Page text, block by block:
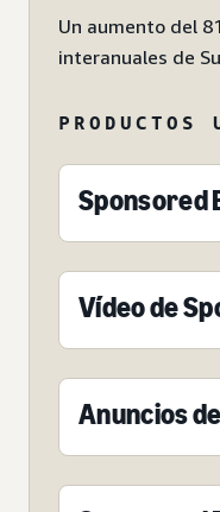
Un aumento del
interanuales de
Sponsored
Vídeo de
Anuncios